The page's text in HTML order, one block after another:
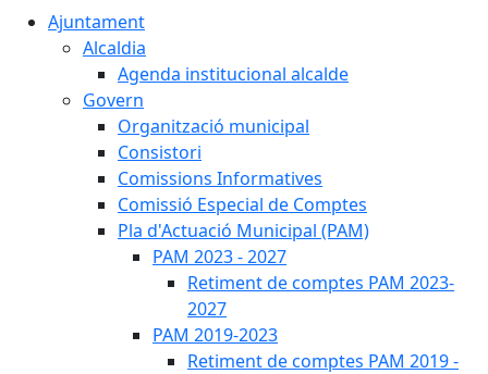
Ajuntament
Alcaldia
Agenda institucional alcalde
Govern
Organització municipal
Consistori
Comissions Informatives
Comissió Especial de Comptes
Pla d'Actuació Municipal (PAM)
PAM 2023 - 2027
Retiment de comptes PAM 2023-
2027
PAM 2019-2023
Retiment de comptes PAM 2019 -